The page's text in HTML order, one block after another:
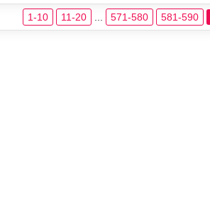
1-10 11-20 571-580 581-590